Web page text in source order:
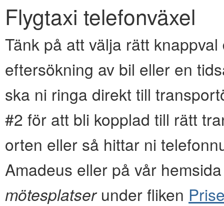
Flygtaxi telefonväxel
Tänk på att välja rätt
eftersökning av bil eller en
ska ni ringa direkt till
#2 för att bli kopplad till rätt
orten eller så hittar ni
Amadeus eller på vår
mötesplatserunder fliken